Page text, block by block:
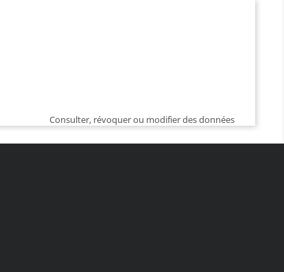
Consulter, révoquer ou modifier des données